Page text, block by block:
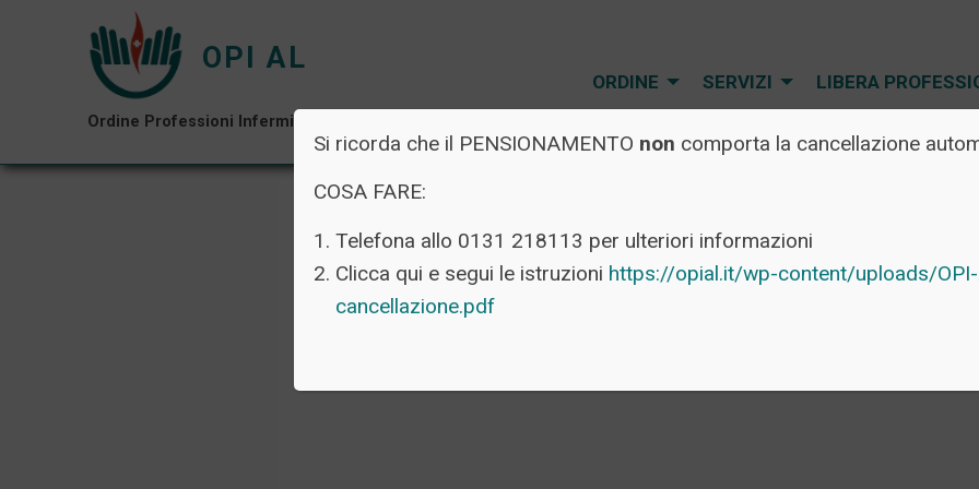
OPI AL
Ordine Professioni Infermieristiche di Alessandria
ORDINE SERVIZI LIBERA
Si ricorda che il PENSIONAMENTO non comporta la cancellazione
COSA FARE:
Telefona allo 0131 218113 per ulteriori informazioni
Clicca qui e segui le istruzioni https://opial.it/wp-content/uploads/
cancellazione.pdf